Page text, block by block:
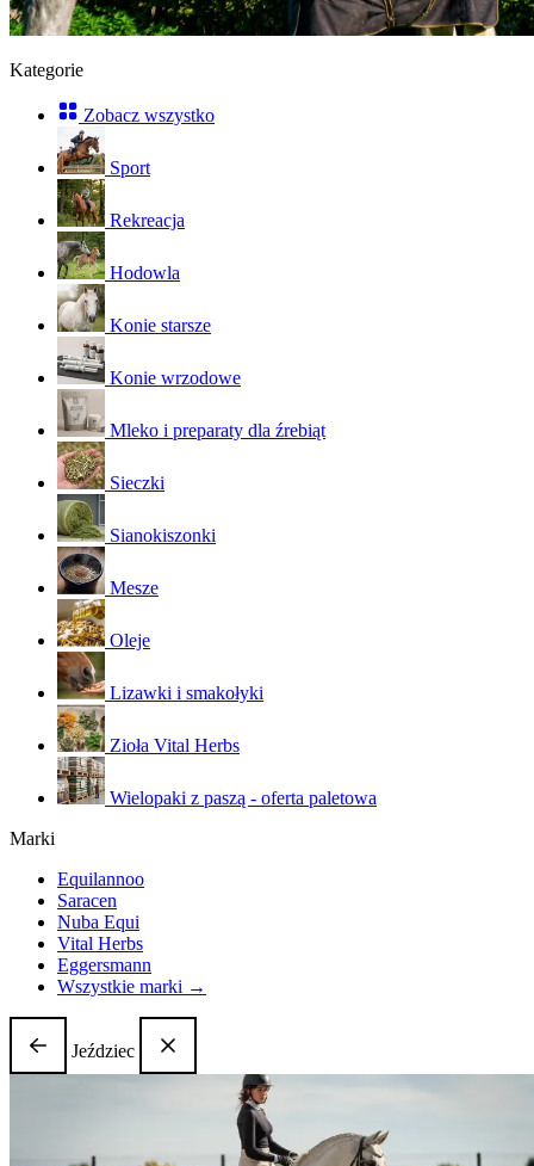
Kategorie
Zobacz wszystko
Sport
Rekreacja
Hodowla
Konie starsze
Konie wrzodowe
Mleko i preparaty dla źrebiąt
Sieczki
Sianokiszonki
Mesze
Oleje
Lizawki i smakołyki
Zioła Vital Herbs
Wielopaki z paszą - oferta paletowa
Marki
Equilannoo
Saracen
Nuba Equi
Vital Herbs
Eggersmann
Wszystkie marki →
Jeździec